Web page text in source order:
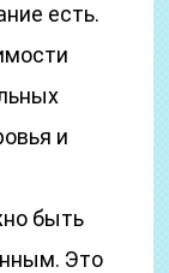
есть.
и
быть
Это